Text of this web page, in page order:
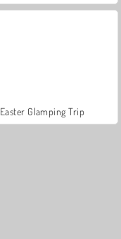
Easter Glamping Trip